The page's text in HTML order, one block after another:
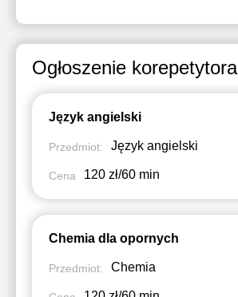
Ogłoszenie korepetytora
Język angielski
Przedmiot: Język angielski
Cena 120 zł/60 min
Chemia dla opornych
Przedmiot: Chemia